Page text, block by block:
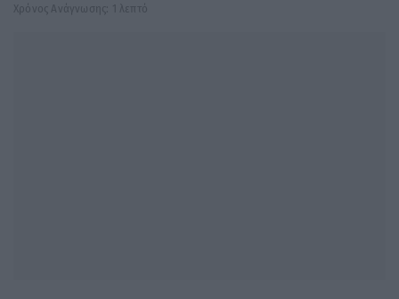
Χρόνος Ανάγνωσης: 1 λεπτό